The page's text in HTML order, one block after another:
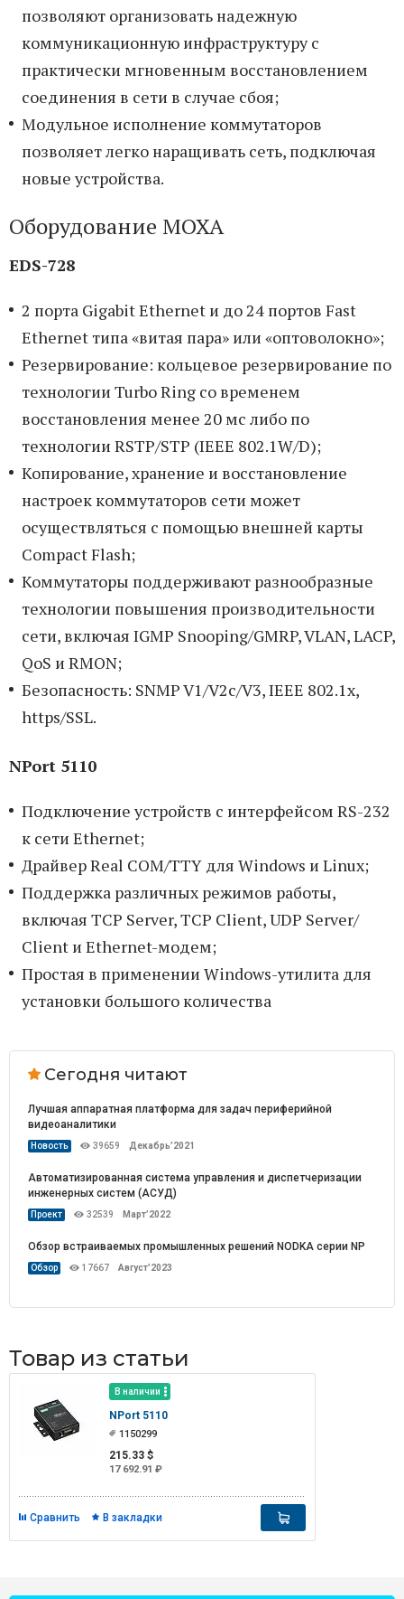
позволяют организовать надежную
коммуникационную инфраструктуру с
практически мгновенным восстановлением
соединения в сети в случае сбоя;
Модульное исполнение коммутаторов
позволяет легко наращивать сеть, подключая
новые устройства.
Оборудование MOXA
EDS-728
2 порта Gigabit Ethernet и до 24 портов Fast
Ethernet типа «витая пара» или «оптоволокно»;
Резервирование: кольцевое резервирование по
технологии Turbo Ring со временем
восстановления менее 20 мс либо по
технологии RSTP/STP (IEEE 802.1W/D);
Копирование, хранение и восстановление
настроек коммутаторов сети может
осуществляться с помощью внешней карты
Compact Flash;
Коммутаторы поддерживают разнообразные
технологии повышения производительности
сети, включая IGMP Snooping/GMRP, VLAN, LACP,
QoS и RMON;
Безопасность: SNMP V1/V2c/V3, IEEE 802.1x,
https/SSL.
NPort 5110
Подключение устройств с интерфейсом RS-232
к сети Ethernet;
Драйвер Real COM/TTY для Windows и Linux;
Поддержка различных режимов работы,
включая TCP Server, TCP Client, UDP Server/
Client и Ethernet-модем;
Простая в применении Windows-утилита для
установки большого количества
Сегодня читают
Лучшая аппаратная платформа для задач периферийной
видеоаналитики
Новость 39659 Декабрь’2021
Автоматизированная система управления и диспетчеризации
инженерных систем (АСУД)
Проект 32539 Март’2022
Обзор встраиваемых промышленных решений NODKA серии NP
Обзор 17667 Август’2023
Товар из статьи
В наличии
NPort 5110
1150299
215.33 $
17 692.91 ₽
Сравнить В закладки